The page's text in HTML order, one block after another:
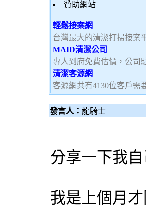
贊助網站
輕鬆接案網
台灣最大的清潔打掃接案
MAID清潔公司
專人到府免費估價，公司
清潔客源網
客源網共有4130位客戶需
發言人： 龍騎士
分享一下我
我是上個月